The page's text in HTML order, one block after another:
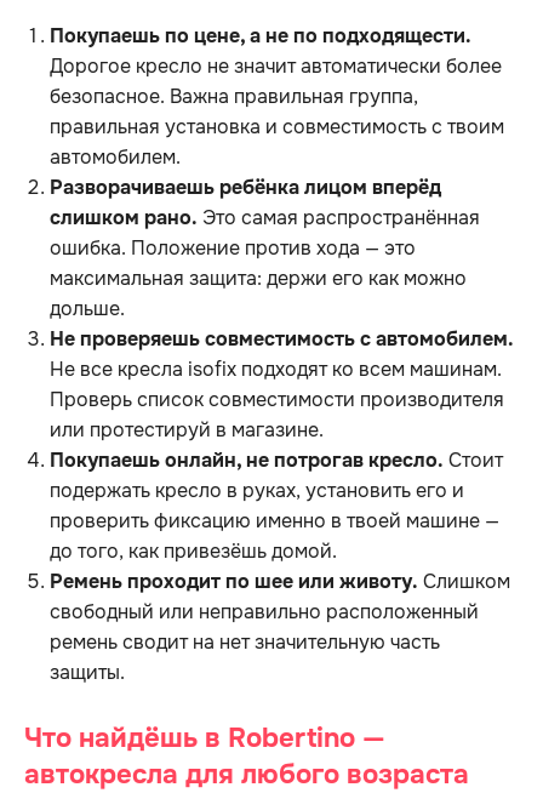
Покупаешь по цене, а не по подходящести.
Дорогое кресло не значит автоматически более
безопасное. Важна правильная группа,
правильная установка и совместимость с твоим
автомобилем.
Разворачиваешь ребёнка лицом вперёд
слишком рано. Это самая распространённая
ошибка. Положение против хода — это
максимальная защита: держи его как можно
дольше.
Не проверяешь совместимость с автомобилем.
Не все кресла isofix подходят ко всем машинам.
Проверь список совместимости производителя
или протестируй в магазине.
Покупаешь онлайн, не потрогав кресло. Стоит
подержать кресло в руках, установить его и
проверить фиксацию именно в твоей машине —
до того, как привезёшь домой.
Ремень проходит по шее или животу. Слишком
свободный или неправильно расположенный
ремень сводит на нет значительную часть
защиты.
Что найдёшь в Robertino —
автокресла для любого возраста